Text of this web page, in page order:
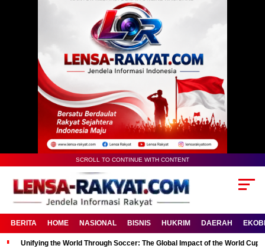
SCROLL TO CONTINUE WITH CONTENT
BERITA HOME NASIONAL BISNIS HUKRIM DAERAH
Unifying the World Through Soccer: The Global Impact of the World Cup